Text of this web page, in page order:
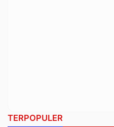
TERPOPULER